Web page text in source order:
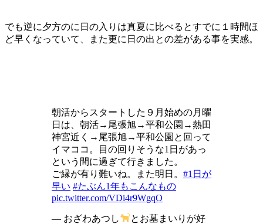
でも逆に夕方のに日の入りは真夏に比べるとすでに１時間ほ
ど早くなっていて、また更に日の出との差がある事を実感。
朝活からスタートした９月始めの月曜
日は、朝活→尾張旭→平和公園→熱田
神宮近く→尾張旭→平和公園と回って
イマココ。目の回りそうな1日があっ
という間に過ぎて行きました。
ご縁が有り難いね。また明日。 #1日が
早い #たぶん1年もこんなもの
pic.twitter.com/VDi4r9WgqO
— おざわあつし
とお墓まいりが好